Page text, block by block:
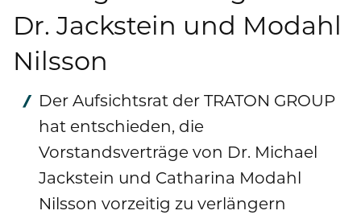
Vorstand
Aufsichtsrat
Marken und Services
Anfahrt
Finanznachrichten
Fremdkapital & Rating
Corporate Governance
Zur Übersichtsseite: Newsroom
Pressemeldungen
Mediathek
Kontakt
Stories
Nachhaltigkeit
Zur Übersichtsseite: Nachhaltigkeit
Compliance & Risiko
Zur Übersichtsseite: Compliance & Risiko
Compliance & Integrität
Risikomanagement
Karriere
Zur Übersichtsseite: Karriere
Arbeiten bei uns
EN
Dr. Jackstein und Modahl
Nilsson
Der Aufsichtsrat der TRATON GROUP
hat entschieden, die
Vorstandsverträge von Dr. Michael
Jackstein und Catharina Modahl
Nilsson vorzeitig zu verlängern